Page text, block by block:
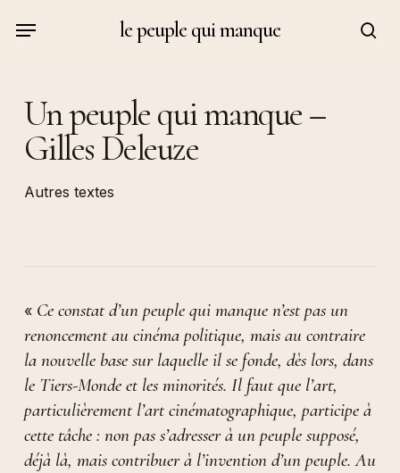
le peuple qui manque
Menu
Un peuple qui manque –
Gilles Deleuze
Autres textes
« Ce constat d’un peuple qui manque n’est pas un
renoncement au cinéma politique, mais au contraire
la nouvelle base sur laquelle il se fonde, dès lors, dans
le Tiers-Monde et les minorités. Il faut que l’art,
particulièrement l’art cinématographique, participe à
cette tâche : non pas s’adresser à un peuple supposé,
déjà là, mais contribuer à l’invention d’un peuple. Au